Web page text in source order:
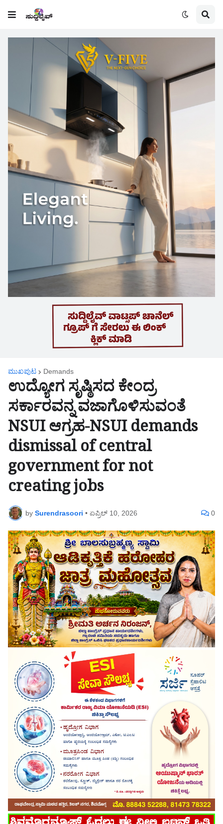
ಮುಖಪುಟ Demands
ಉದ್ಯೋಗ ಸೃಷ್ಠಿಸದ ಕೇಂದ್ರ
ಸರ್ಕಾರವನ್ನ ವಜಾಗೊಳಿಸುವಂತೆ
NSUI ಆಗ್ರಹ-NSUI demands
dismissal of central
government for not
creating jobs
by Surendrasoori • ಏಪ್ರಿಲ್ 10, 2026 0